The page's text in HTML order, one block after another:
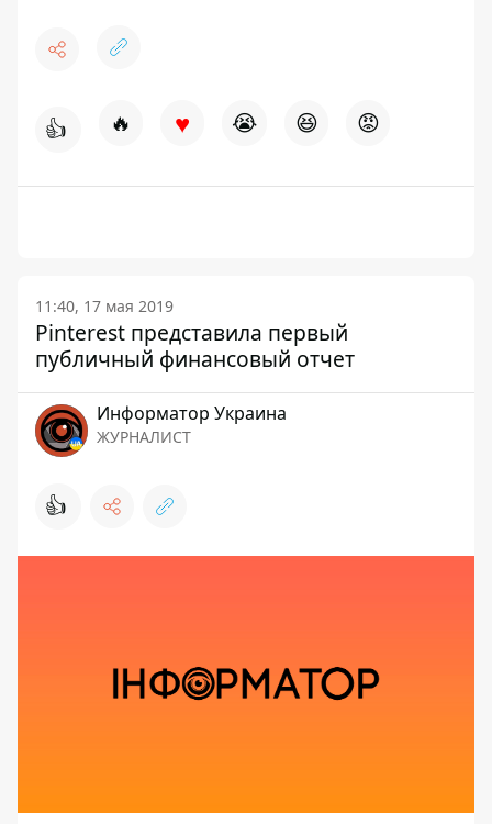
👍 🔥 ♥ 😭 😆 😡
11:40, 17 мая 2019
Pinterest представила первый
публичный финансовый отчет
Информатор Украина
ЖУРНАЛИСТ
👍